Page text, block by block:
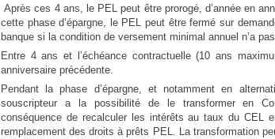
Après ces 4 ans, le PEL peut être prorogé, d’année en
cette phase d’épargne, le PEL peut être fermé sur
banque si la condition de versement minimal annuel n’a
Entre 4 ans et l’échéance contractuelle (10 ans
anniversaire précédente.
Pendant la phase d’épargne, et notamment en
souscripteur a la possibilité de le transformer en
conséquence de recalculer les intérêts au taux du CEL
remplacement des droits à prêts PEL. La transformation